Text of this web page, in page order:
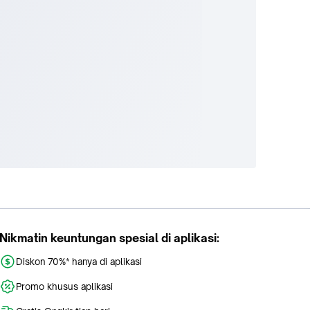
Nikmatin keuntungan spesial di aplikasi:
Diskon 70%* hanya di aplikasi
Promo khusus aplikasi